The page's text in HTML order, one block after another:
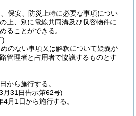
保安、防災上特に必要な事項につい
上、別に電線共同溝及び収容物件に
ることができる。
)
のない事項又は解釈について疑義が
管理者と占用者で協議するものとす
から施行する。
月31日告示第62号)
月1日から施行する。